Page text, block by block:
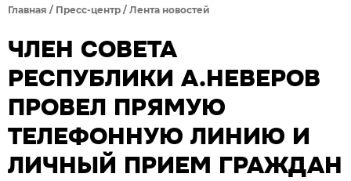
Главная / Пресс-центр / Лента новостей
ЧЛЕН СОВЕТА
РЕСПУБЛИКИ А.НЕВЕРОВ
ПРОВЕЛ ПРЯМУЮ
ТЕЛЕФОННУЮ ЛИНИЮ И
ЛИЧНЫЙ ПРИЕМ ГРАЖДАН